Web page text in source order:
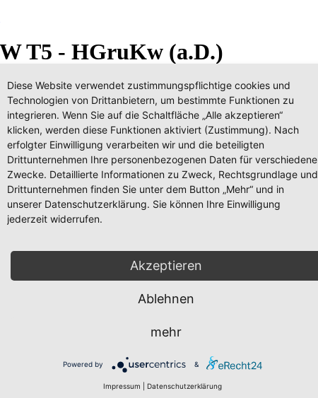
T5 - HGruKw (a.D.)
Diese Website verwendet zustimmungspflichtige cookies und
Technologien von Drittanbietern, um bestimmte Funktionen zu
integrieren. Wenn Sie auf die Schaltfläche „Alle akzeptieren“
klicken, werden diese Funktionen aktiviert (Zustimmung). Nach
erfolgter Einwilligung verarbeiten wir und die beteiligten
Drittunternehmen Ihre personenbezogenen Daten für verschiedene
Zwecke. Detaillierte Informationen zu Zweck, Rechtsgrundlage und
Drittunternehmen finden Sie unter dem Button „Mehr“ und in
unserer Datenschutzerklärung. Sie können Ihre Einwilligung
jederzeit widerrufen.
Akzeptieren
Ablehnen
mehr
Powered by &
Impressum Datenschutzerklärung